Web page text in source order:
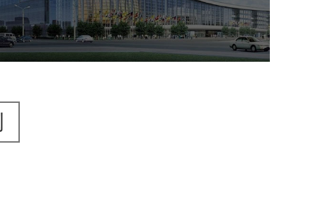
服务行业 专业服务 网站建设 网站设计